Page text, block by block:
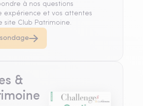
à nos questions
expérience et vos attentes
site Club Patrimoine.
&